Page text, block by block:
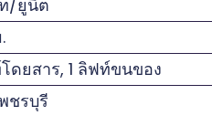
/ยูนิต
ดยสาร, 1 ลิฟท์ขนของ
ชรบุรี